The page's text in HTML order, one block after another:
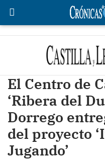
El Centro de
‘Ribera del
Dorrego
del proyecto
Jugando’